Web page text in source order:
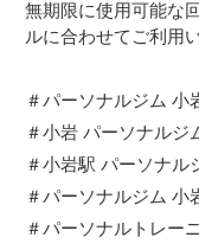
無期限に使用可能な
ルに合わせてご利用
＃パーソナルジム 小
＃小岩 パーソナルジ
＃小岩駅 パーソナル
＃パーソナルジム 小
＃パーソナルトレー